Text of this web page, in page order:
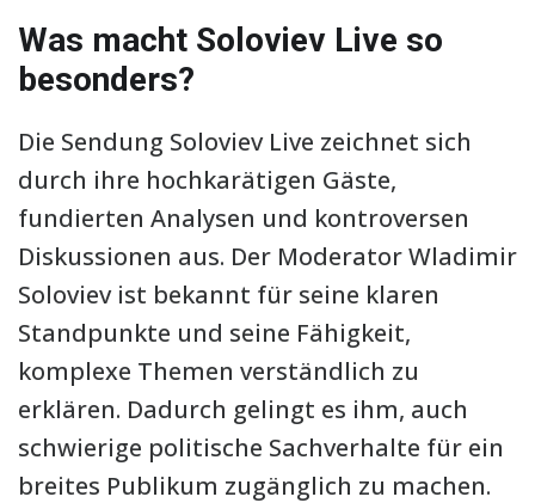
Was macht Soloviev Live so
besonders?
Die Sendung Soloviev Live zeichnet sich
durch ihre hochkarätigen Gäste,
fundierten Analysen und kontroversen
Diskussionen aus. Der Moderator Wladimir
Soloviev ist bekannt für seine klaren
Standpunkte und seine Fähigkeit,
komplexe Themen verständlich zu
erklären. Dadurch gelingt es ihm, auch
schwierige politische Sachverhalte für ein
breites Publikum zugänglich zu machen.